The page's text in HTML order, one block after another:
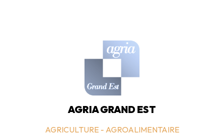
AGRIA GRAND EST
AGRICULTURE - AGROALIMENTAIRE